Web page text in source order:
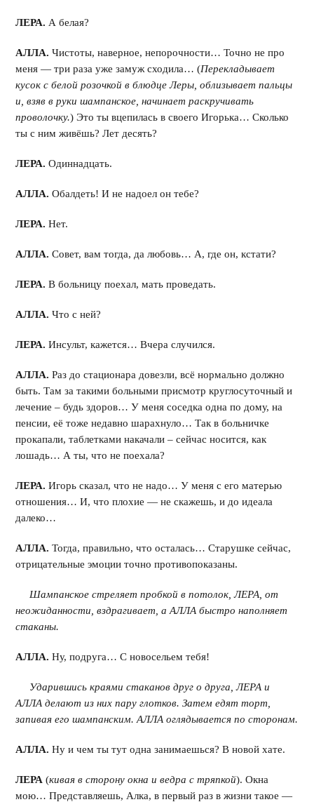
ЛЕРА. А белая?
АЛЛА. Чистоты, наверное, непорочности… Точно не про
меня — три раза уже замуж сходила… (Перекладывает
кусок с белой розочкой в блюдце Леры, облизывает пальцы
и, взяв в руки шампанское, начинает раскручивать
проволочку.) Это ты вцепилась в своего Игорька… Сколько
ты с ним живёшь? Лет десять?
ЛЕРА. Одиннадцать.
АЛЛА. Обалдеть! И не надоел он тебе?
ЛЕРА. Нет.
АЛЛА. Совет, вам тогда, да любовь… А, где он, кстати?
ЛЕРА. В больницу поехал, мать проведать.
АЛЛА. Что с ней?
ЛЕРА. Инсульт, кажется… Вчера случился.
АЛЛА. Раз до стационара довезли, всё нормально должно
быть. Там за такими больными присмотр круглосуточный и
лечение – будь здоров… У меня соседка одна по дому, на
пенсии, её тоже недавно шарахнуло… Так в больничке
прокапали, таблетками накачали – сейчас носится, как
лошадь… А ты, что не поехала?
ЛЕРА. Игорь сказал, что не надо… У меня с его матерью
отношения… И, что плохие — не скажешь, и до идеала
далеко…
АЛЛА. Тогда, правильно, что осталась… Старушке сейчас,
отрицательные эмоции точно противопоказаны.
Шампанское стреляет пробкой в потолок, ЛЕРА, от
неожиданности, вздрагивает, а АЛЛА быстро наполняет
стаканы.
АЛЛА. Ну, подруга… С новосельем тебя!
Ударившись краями стаканов друг о друга, ЛЕРА и
АЛЛА делают из них пару глотков. Затем едят торт,
запивая его шампанским. АЛЛА оглядывается по сторонам.
АЛЛА. Ну и чем ты тут одна занимаешься? В новой хате.
ЛЕРА (кивая в сторону окна и ведра с тряпкой). Окна
мою… Представляешь, Алка, в первый раз в жизни такое —